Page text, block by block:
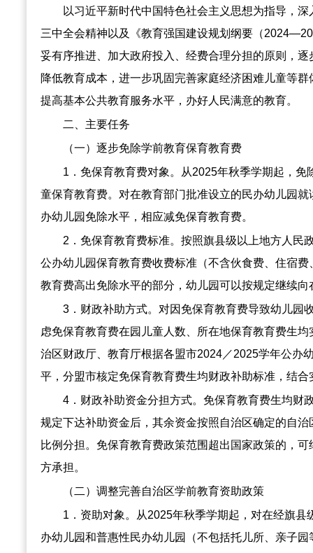
以习近平新时代中国特色社会主义思想为指导，
三中全会精神以及《教育强国建设规划纲要（
妥有序推进、加大政府投入、经费合理分担的原则，
降低教育成本，进一步巩固完善家庭经济困难儿童等
提高基本公共教育服务水平，办好人民满意的教育。
二、主要任务
（一）逐步免除学前教育保育教育费
1．免保育教育费对象。从2025年秋季学期起，免
童保育教育费。对在教育部门批准设立的民办幼儿园
办幼儿园免除水平，相应减免保育教育费。
2．免保育教育费标准。按照旗县级以上地方人民
公办幼儿园保育教育费收费标准（不含伙食费、住宿
教育费高出免除水平的部分，幼儿园可以按规定继续向
3．财政补助方式。对因免保育教育费导致幼儿园
虑免保育教育费在园儿童人数、所在地保育教育费生
治区财政厅、教育厅根据各盟市2024／2025学年公办
平，分盟市核定免保育教育费生均财政补助标准，结合
4．财政补助资金分担方式。免保育教育费生均财
规定下达补助资金后，其余资金按照自治区确定的自
比例分担。免保育教育费政策范围超出国家政策的，
方承担。
（二）调整完善自治区学前教育资助政策
1．资助对象。从2025年秋季学期起，对在经旗县
办幼儿园和普惠性民办幼儿园（不包括托儿所、亲子